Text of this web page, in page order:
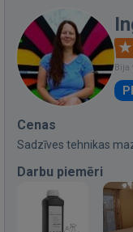
Bija
Cenas
Sadzīves tehnikas
Darbu piemēri